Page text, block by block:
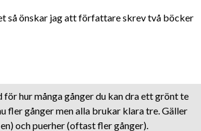
så önskar jag att författare skrev två böcker
hur många gånger du kan dra ett grönt te
fler gånger men alla brukar klara tre. Gäller
och puerher (oftast fler gånger).